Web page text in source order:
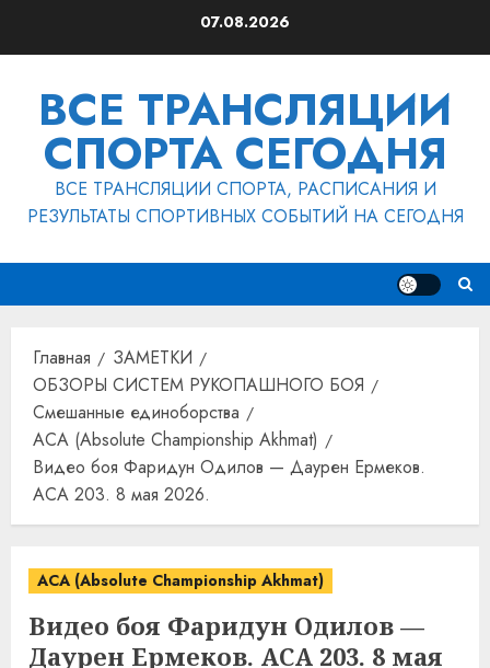
07.08.2026
ВСЕ ТРАНСЛЯЦИИ
СПОРТА СЕГОДНЯ
ВСЕ ТРАНСЛЯЦИИ СПОРТА, РАСПИСАНИЯ И
РЕЗУЛЬТАТЫ СПОРТИВНЫХ СОБЫТИЙ НА СЕГОДНЯ
Главная
ЗАМЕТКИ
ОБЗОРЫ СИСТЕМ РУКОПАШНОГО БОЯ
Смешанные единоборства
ACA (Absolute Championship Akhmat)
Видео боя Фаридун Одилов — Даурен Ермеков.
ACA 203. 8 мая 2026.
ACA (Absolute Championship Akhmat)
Видео боя Фаридун Одилов —
Даурен Ермеков. ACA 203. 8 мая